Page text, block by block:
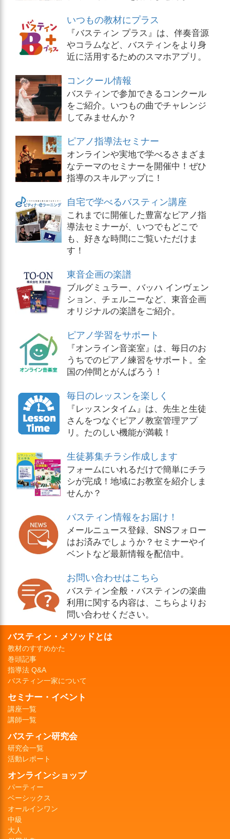
いつもの教材にプラス
『バスティン プラス』は、伴奏音源
やコラムなど、バスティンをより身
近に活用するためのスマホアプリ。
コンクール情報
バスティンで参加できるコンクール
をご紹介。いつもの曲でチャレンジ
してみませんか？
ピアノ指導法セミナー
オンラインや実地で学べるさまざま
なテーマのセミナーを開催中！ぜひ
指導のスキルアップに！
自宅で学べるバスティン講座
これまでに開催した豊富なピアノ指
導法セミナーが、いつでもどこで
も、好きな時間にご覧いただけま
す！
東音企画の楽譜
ブルグミュラー、バッハ インヴェン
ション、チェルニーなど、東音企画
オリジナルの楽譜をご紹介。
ピアノ学習をサポート
『オンライン音楽室』は、毎日のお
うちでのピアノ練習をサポート。全
国の仲間とがんばろう！
毎日のレッスンを楽しく
『レッスンタイム』は、先生と生徒
さんをつなぐピアノ教室管理アプ
リ。たのしい機能が満載！
生徒募集チラシ作成します
フォームにいれるだけで簡単にチラ
シが完成！地域にお教室を紹介しま
せんか？
バスティン情報をお届け！
メールニュース登録、SNSフォロー
はお済みでしょうか？セミナーやイ
ベントなど最新情報を配信中。
お問い合わせはこちら
バスティン全般・バスティンの楽曲
利用に関する内容は、こちらよりお
問い合わせください。
バスティン・メソッドとは
教材のすすめかた
巻頭記事
指導法 Q&A
バスティン一家について
セミナー・イベント
講座一覧
講師一覧
バスティン研究会
研究会一覧
活動レポート
オンラインショップ
パーティー
ベーシックス
オールインワン
中級
大人